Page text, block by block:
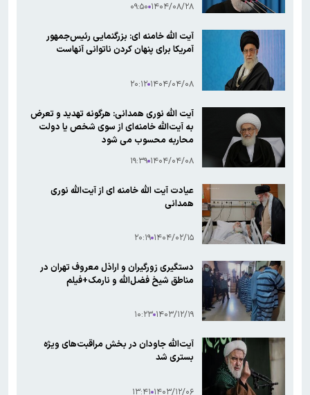
۱۴۰۴/۰۸/۲۸ ۰۹:۵۰
آیت الله خامنه ای: بزرگنمایی رئیس‌جمهور
آمریکا برای پنهان کردن ناتوانی آنهاست
۱۴۰۴/۰۴/۰۸ ۲۰:۱۲
آیت الله نوری همدانی: هرگونه تهدید و تعرض
به آیت‌الله‌ خامنه‌ای از سوی شخص یا دولت
محاربه محسوب می شود
۱۴۰۴/۰۴/۰۸ ۱۹:۳۹
عیادت آیت الله خامنه ای از آیت‌الله نوری
همدانی
۱۴۰۴/۰۲/۱۵ ۲۰:۱۹
دستگیری زورگیران و اراذل معروف تهران در
مناطق شیخ فضل‌الله و نارمک+فیلم
۱۴۰۳/۱۲/۱۹ ۱۰:۲۳
آیت‌الله جاودان در بخش مراقبت‌های ویژه
بستری شد
۱۴۰۳/۱۲/۰۶ ۱۳:۴۱